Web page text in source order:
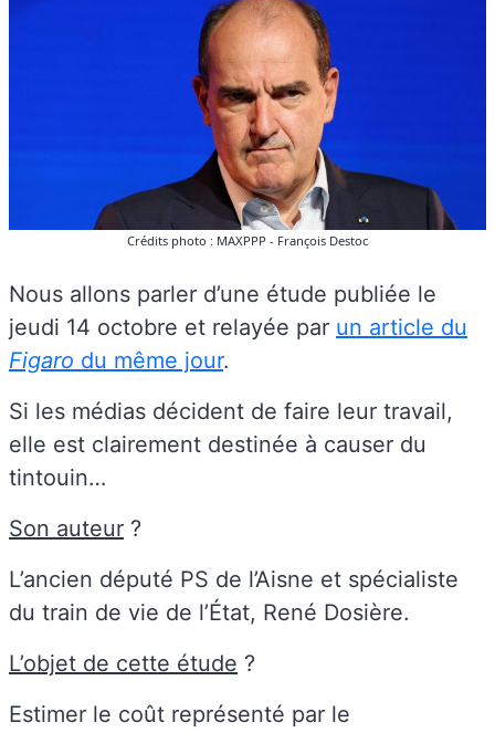
Crédits photo : MAXPPP - François Destoc
Nous allons parler d’une étude publiée le
jeudi 14 octobre et relayée par un article du
Figaro du même jour.
Si les médias décident de faire leur travail,
elle est clairement destinée à causer du
tintouin…
Son auteur ?
L’ancien député PS de l’Aisne et spécialiste
du train de vie de l’État, René Dosière.
L’objet de cette étude ?
Estimer le coût représenté par le